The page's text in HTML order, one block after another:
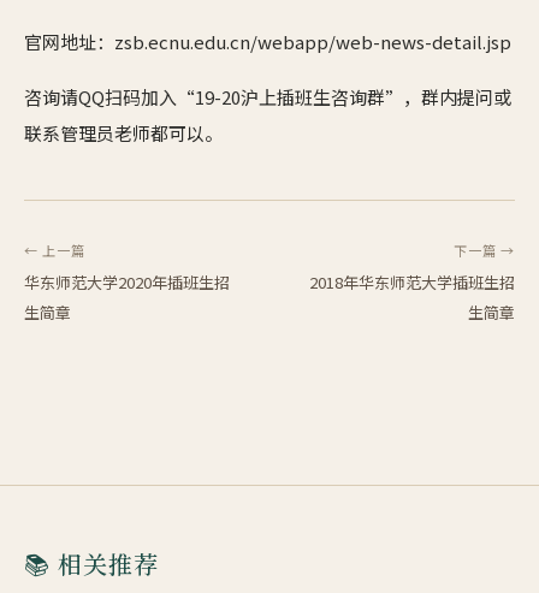
官网地址：zsb.ecnu.edu.cn/webapp/web-news-detail.jsp
咨询请QQ扫码加入“19-20沪上插班生咨询群”，群内提问或
联系管理员老师都可以。
← 上一篇
华东师范大学2020年插班生招
生简章
下一篇 →
2018年华东师范大学插班生招
生简章
📚 相关推荐